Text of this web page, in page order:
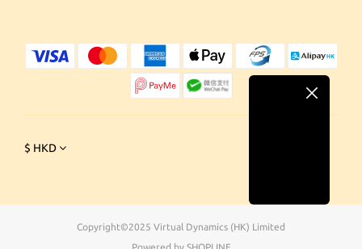
$ HKD
Copyright©2025 Virtual Dynamics (HK) Limited